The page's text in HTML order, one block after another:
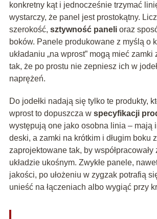
konkretny kąt i jednocześnie trzymać
wystarczy, że panel jest prostokątny.
szerokość, sztywność panelioraz
boków. Panele produkowane z myślą o
układaniu „na wprost” mogą mieć
tak, że po prostu nie zepniesz ich w
naprężeń.
Do jodełki nadają się tylko te produkty,
wprost to dopuszcza w specyfikacji
występują one jako osobna linia – mają
deski, a zamki na krótkim i długim boku
zaprojektowane tak, by współpracowały
układzie ukośnym. Zwykłe panele,
jakości, po ułożeniu w zygzak potrafią
unieść na łączeniach albo wygiąć przy